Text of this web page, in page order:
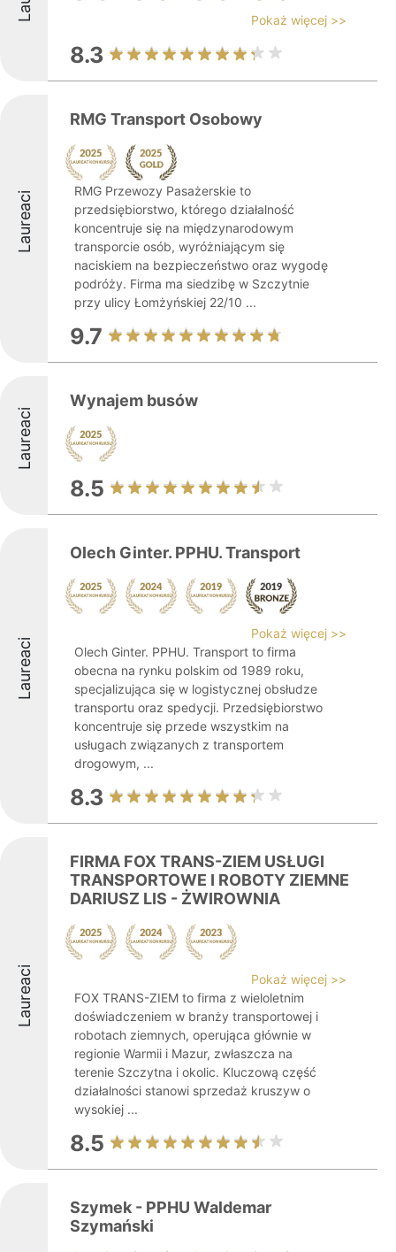
Pokaż więcej >>
8.3
Laureaci
RMG Transport Osobowy
RMG Przewozy Pasażerskie to
przedsiębiorstwo, którego działalność
koncentruje się na międzynarodowym
transporcie osób, wyróżniającym się
naciskiem na bezpieczeństwo oraz wygodę
podróży. Firma ma siedzibę w Szczytnie
przy ulicy Łomżyńskiej 22/10 ...
9.7
Laureaci
Wynajem busów
8.5
Laureaci
Olech Ginter. PPHU. Transport
Pokaż więcej >>
Olech Ginter. PPHU. Transport to firma
obecna na rynku polskim od 1989 roku,
specjalizująca się w logistycznej obsłudze
transportu oraz spedycji. Przedsiębiorstwo
koncentruje się przede wszystkim na
usługach związanych z transportem
drogowym, ...
8.3
Laureaci
FIRMA FOX TRANS-ZIEM USŁUGI
TRANSPORTOWE I ROBOTY ZIEMNE
DARIUSZ LIS - ŻWIROWNIA
Pokaż więcej >>
FOX TRANS-ZIEM to firma z wieloletnim
doświadczeniem w branży transportowej i
robotach ziemnych, operująca głównie w
regionie Warmii i Mazur, zwłaszcza na
terenie Szczytna i okolic. Kluczową część
działalności stanowi sprzedaż kruszyw o
wysokiej ...
8.5
Szymek - PPHU Waldemar
Szymański